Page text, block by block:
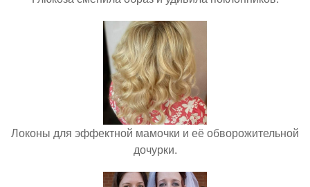
Локоны для эффектной мамочки и её обворожительной
дочурки.